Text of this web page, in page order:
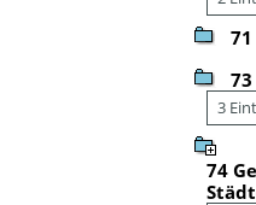
3
74